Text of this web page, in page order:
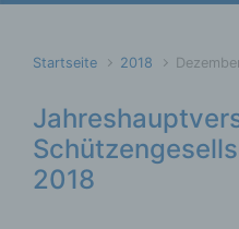
Startseite 2018
2018